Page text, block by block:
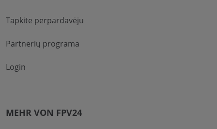
Tapkite perpardavėju
Partnerių programa
Login
MEHR VON FPV24